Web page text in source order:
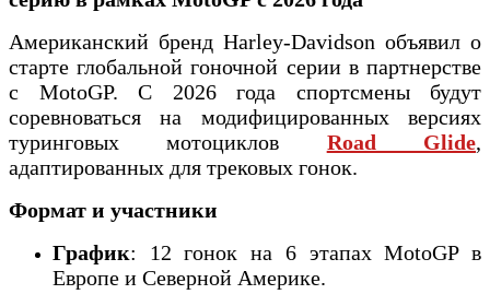
Американский бренд Harley-Davidson объявил о
старте глобальной гоночной серии в партнерстве
с MotoGP. С 2026 года спортсмены будут
соревноваться на модифицированных версиях
туринговых мотоциклов Road Glide,
адаптированных для трековых гонок.
Формат и участники
График: 12 гонок на 6 этапах MotoGP в
Европе и Северной Америке.